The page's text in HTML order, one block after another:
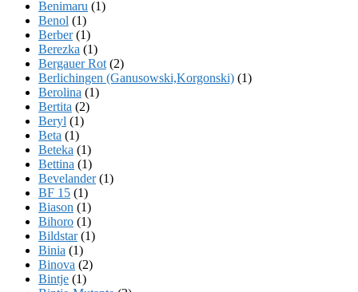
Benimaru (1)
Benol (1)
Berber(1)
Berezka (1)
Bergauer Rot (2)
Berlichingen (Ganusowski,Korgonski) (1)
Berolina (1)
Bertita (2)
Beryl (1)
Beta (1)
Beteka (1)
Bettina (1)
Bevelander(1)
BF 15 (1)
Biason (1)
Bihoro (1)
Bildstar(1)
Binia (1)
Binova (2)
Bintje (1)